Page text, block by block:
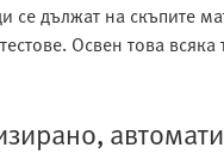
се дължат на скъпите
Освен това